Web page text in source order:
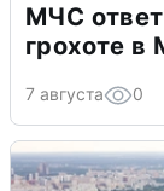
МЧС
грохоте в
7 августа 0